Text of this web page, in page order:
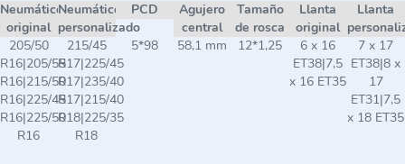
Neumático
original
Neumático
personalizado
PCD
Agujero
central
Tamaño
de rosca
Llanta
original
Llanta
205/50
R16|205/55
R16|215/50
R16|225/45
R16|225/50
R16
215/45
R17|225/45
R17|235/40
R17|215/40
R18|225/35
R18
5*98 58,1 mm 12*1,25
6 x 16
ET38|7,5
x 16 ET35
7 x 17
ET38|8 x
17
ET31|7,5
x 18 ET35